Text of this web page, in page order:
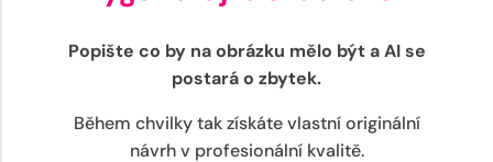
Popište co by na obrázku mělo být a AI se
postará o zbytek.
Během chvilky tak získáte vlastní originální
návrh v profesionální kvalitě.